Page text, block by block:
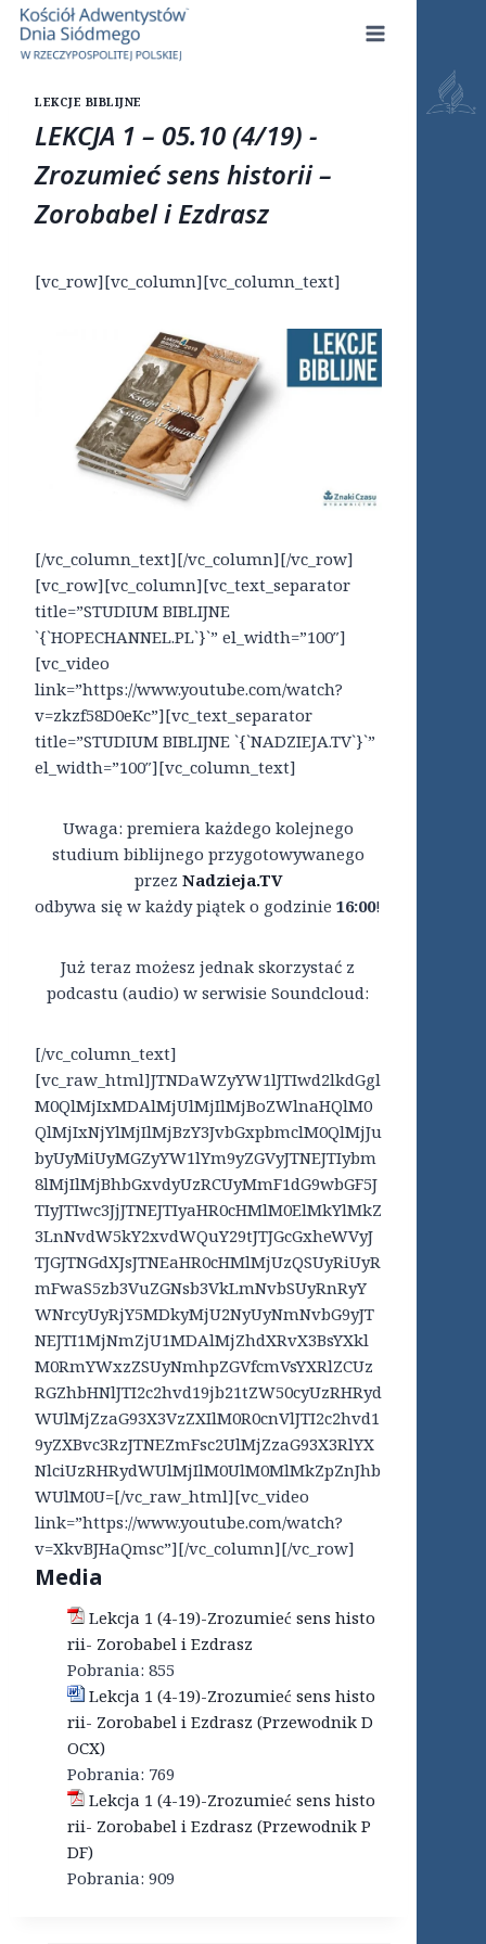
Przejdź
treści
LEKCJE BIBLIJNE
LEKCJA 1 – 05.10 (4/19) -
Zrozumieć sens historii –
Zorobabel i Ezdrasz
[vc_row][vc_column][vc_column_text]
[/vc_column_text][/vc_column][/vc_row]
[vc_row][vc_column][vc_text_separator
title=”STUDIUM BIBLIJNE
`{`HOPECHANNEL.PL`}`” el_width=”100″]
[vc_video
link=”https://www.youtube.com/watch?
v=zkzf58D0eKc”][vc_text_separator
title=”STUDIUM BIBLIJNE `{`NADZIEJA.TV`}`”
el_width=”100″][vc_column_text]
Uwaga: premiera każdego kolejnego
studium biblijnego przygotowywanego
przez Nadzieja.TV
odbywa się w każdy piątek o godzinie 16:00!
Już teraz możesz jednak skorzystać z
podcastu (audio) w serwisie Soundcloud:
[/vc_column_text]
[vc_raw_html]JTNDaWZyYW1lJTIwd2lkdGgl
M0QlMjIxMDAlMjUlMjIlMjBoZWlnaHQlM0
QlMjIxNjYlMjIlMjBzY3JvbGxpbmclM0QlMjJu
byUyMiUyMGZyYW1lYm9yZGVyJTNEJTIybm
8lMjIlMjBhbGxvdyUzRCUyMmF1dG9wbGF5J
TIyJTIwc3JjJTNEJTIyaHR0cHMlM0ElMkYlMkZ
3LnNvdW5kY2xvdWQuY29tJTJGcGxheWVyJ
TJGJTNGdXJsJTNEaHR0cHMlMjUzQSUyRiUyR
mFwaS5zb3VuZGNsb3VkLmNvbSUyRnRyY
WNrcyUyRjY5MDkyMjU2NyUyNmNvbG9yJT
NEJTI1MjNmZjU1MDAlMjZhdXRvX3BsYXkl
M0RmYWxzZSUyNmhpZGVfcmVsYXRlZCUz
RGZhbHNlJTI2c2hvd19jb21tZW50cyUzRHRyd
WUlMjZzaG93X3VzZXIlM0R0cnVlJTI2c2hvd1
9yZXBvc3RzJTNEZmFsc2UlMjZzaG93X3RlYX
NlciUzRHRydWUlMjIlM0UlM0MlMkZpZnJhb
WUlM0U=[/vc_raw_html][vc_video
link=”https://www.youtube.com/watch?
v=XkvBJHaQmsc”][/vc_column][/vc_row]
Media
Lekcja 1 (4-19)-Zrozumieć sens histo
rii- Zorobabel i Ezdrasz
Pobrania: 855
Lekcja 1 (4-19)-Zrozumieć sens histo
rii- Zorobabel i Ezdrasz (Przewodnik D
OCX)
Pobrania: 769
Lekcja 1 (4-19)-Zrozumieć sens histo
rii- Zorobabel i Ezdrasz (Przewodnik P
DF)
Pobrania: 909